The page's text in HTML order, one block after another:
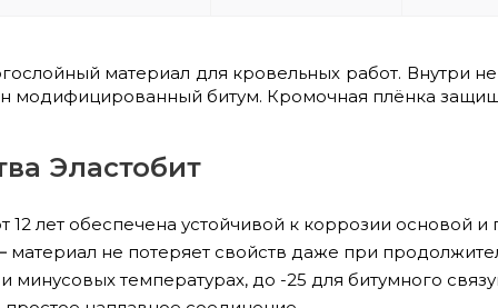
материал для кровельных работ. Внутри
модифицированный битум. Кромочная плёнка
Эластобит
12 лет обеспечена устойчивой к коррозии основой
материал не потеряет свойств даже при
минусовых температурах, до -25 для битумного